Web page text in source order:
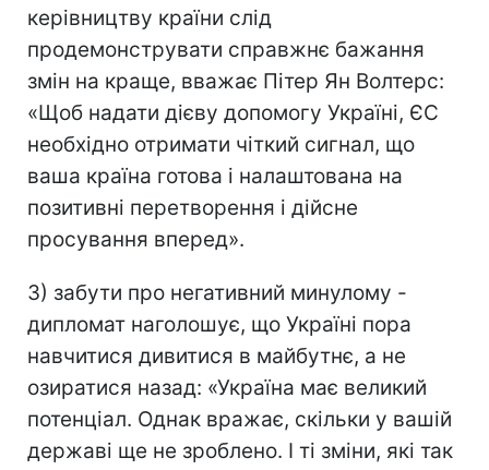
керівництву країни слід
продемонструвати справжнє бажання
змін на краще, вважає Пітер Ян Волтерс:
«Щоб надати дієву допомогу Україні, ЄС
необхідно отримати чіткий сигнал, що
ваша країна готова і налаштована на
позитивні перетворення і дійсне
просування вперед».
3) забути про негативний минулому -
дипломат наголошує, що Україні пора
навчитися дивитися в майбутнє, а не
озиратися назад: «Україна має великий
потенціал. Однак вражає, скільки у вашій
державі ще не зроблено. І ті зміни, які так